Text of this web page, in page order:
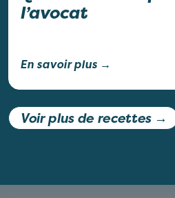
l’avocat
En savoir plus →
Voir plus de recettes →